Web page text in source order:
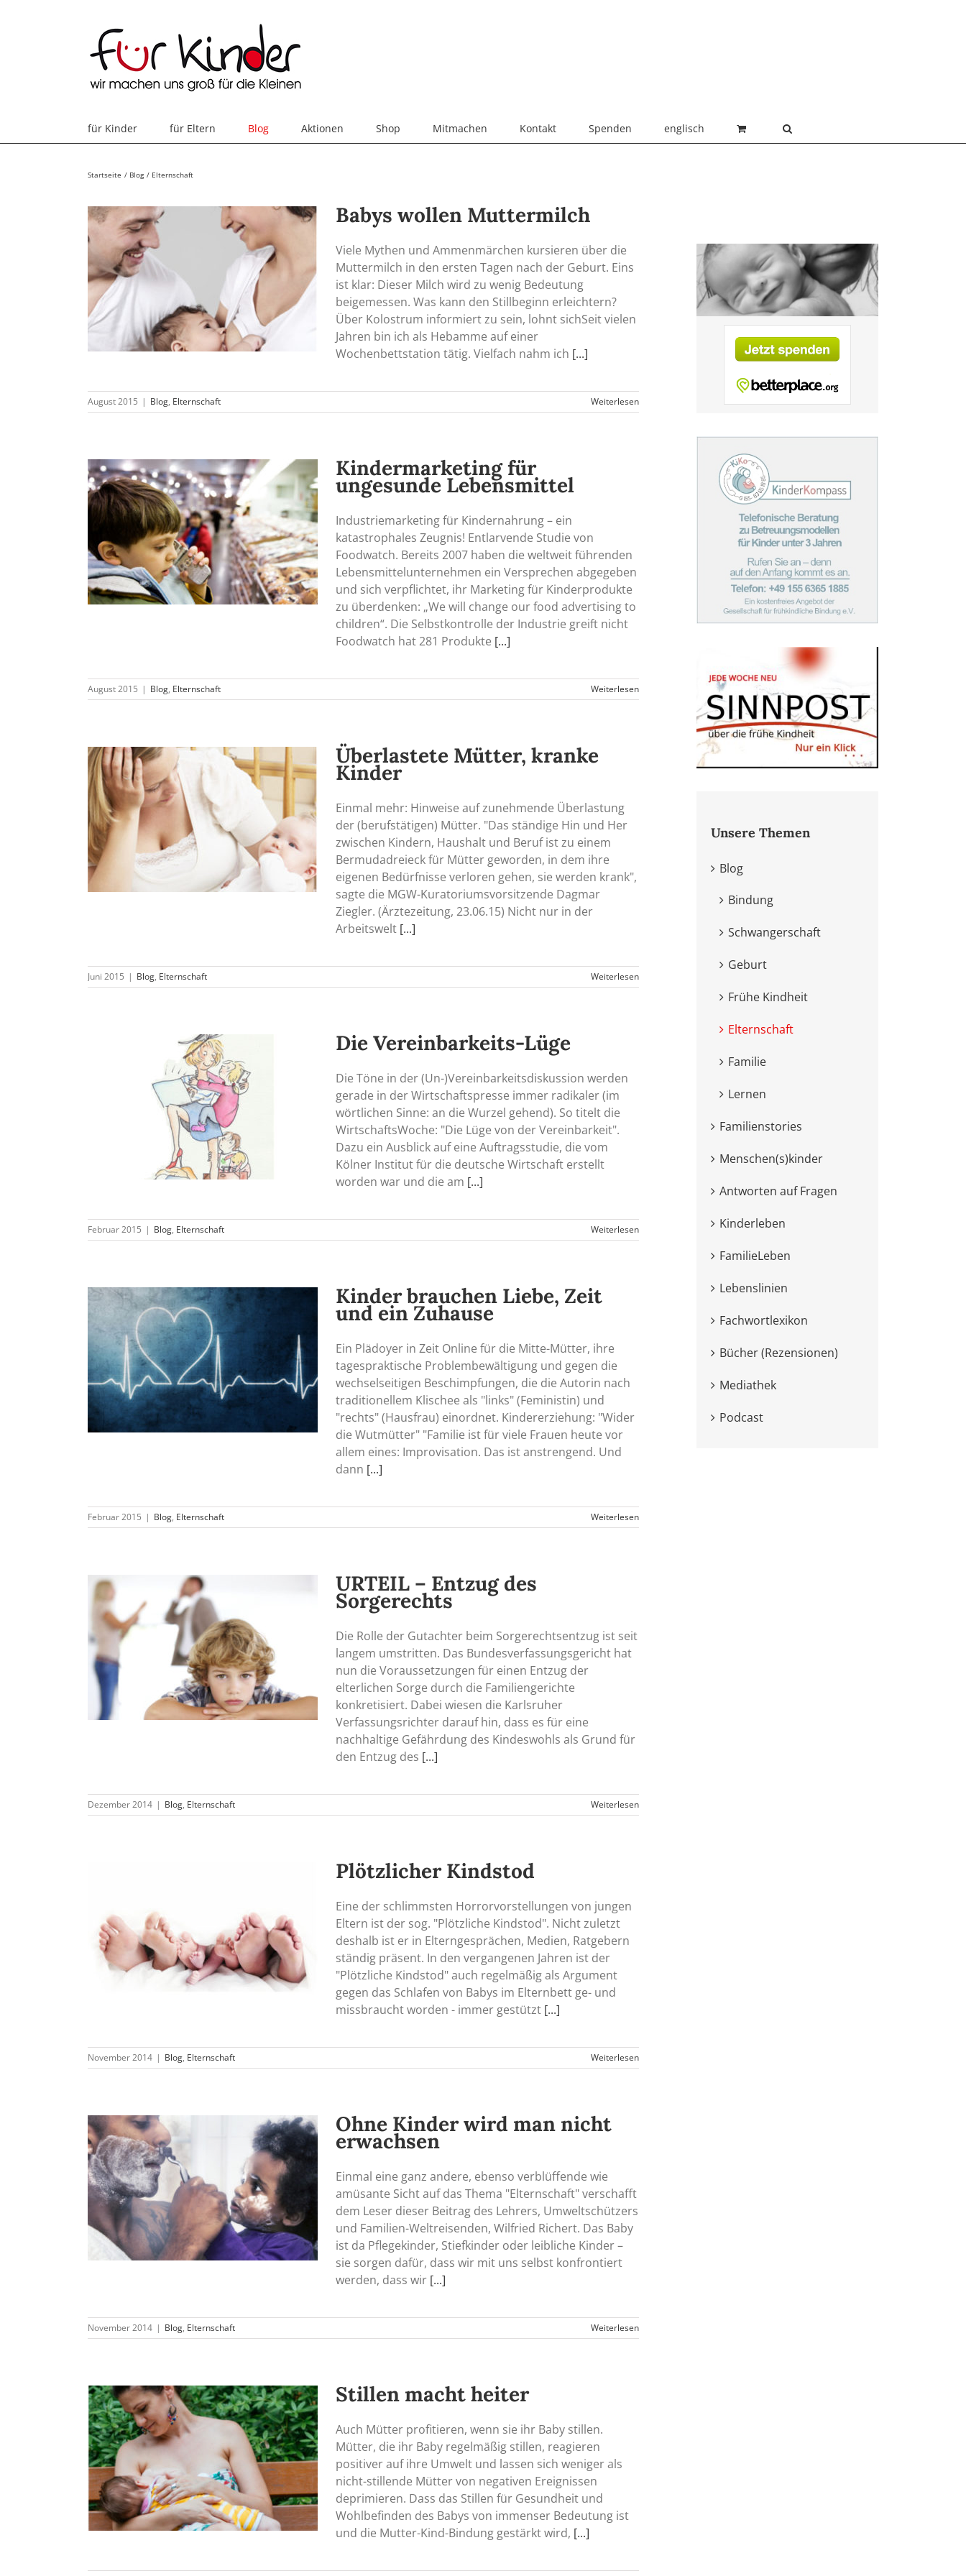
für Kinder für Eltern Blog Aktionen Shop Mitmachen Kontakt Spenden englisch
Startseite Blog Elternschaft
Babys wollen Muttermilch
Viele Mythen und Ammenmärchen kursieren über die
Muttermilch in den ersten Tagen nach der Geburt. Eins
ist klar: Dieser Milch wird zu wenig Bedeutung
beigemessen. Was kann den Stillbeginn erleichtern?
Über Kolostrum informiert zu sein, lohnt sichSeit vielen
Jahren bin ich als Hebamme auf einer
Wochenbettstation tätig. Vielfach nahm ich [...]
August 2015 | Blog, Elternschaft Weiterlesen
Kindermarketing für
ungesunde Lebensmittel
Industriemarketing für Kindernahrung – ein
katastrophales Zeugnis! Entlarvende Studie von
Foodwatch. Bereits 2007 haben die weltweit führenden
Lebensmittelunternehmen ein Versprechen abgegeben
und sich verpflichtet, ihr Marketing für Kinderprodukte
zu überdenken: „We will change our food advertising to
children“. Die Selbstkontrolle der Industrie greift nicht
Foodwatch hat 281 Produkte [...]
August 2015 | Blog, Elternschaft Weiterlesen
Überlastete Mütter, kranke
Kinder
Einmal mehr: Hinweise auf zunehmende Überlastung
der (berufstätigen) Mütter. "Das ständige Hin und Her
zwischen Kindern, Haushalt und Beruf ist zu einem
Bermudadreieck für Mütter geworden, in dem ihre
eigenen Bedürfnisse verloren gehen, sie werden krank",
sagte die MGW-Kuratoriumsvorsitzende Dagmar
Ziegler. (Ärztezeitung, 23.06.15) Nicht nur in der
Arbeitswelt [...]
Juni 2015 | Blog, Elternschaft Weiterlesen
Die Vereinbarkeits-Lüge
Die Töne in der (Un-)Vereinbarkeitsdiskussion werden
gerade in der Wirtschaftspresse immer radikaler (im
wörtlichen Sinne: an die Wurzel gehend). So titelt die
WirtschaftsWoche: "Die Lüge von der Vereinbarkeit".
Dazu ein Ausblick auf eine Auftragsstudie, die vom
Kölner Institut für die deutsche Wirtschaft erstellt
worden war und die am [...]
Februar 2015 | Blog, Elternschaft Weiterlesen
Kinder brauchen Liebe, Zeit
und ein Zuhause
Ein Plädoyer in Zeit Online für die Mitte-Mütter, ihre
tagespraktische Problembewältigung und gegen die
wechselseitigen Beschimpfungen, die die Autorin nach
traditionellem Klischee als "links" (Feministin) und
"rechts" (Hausfrau) einordnet. Kindererziehung: "Wider
die Wutmütter" "Familie ist für viele Frauen heute vor
allem eines: Improvisation. Das ist anstrengend. Und
dann [...]
Februar 2015 | Blog, Elternschaft Weiterlesen
URTEIL – Entzug des
Sorgerechts
Die Rolle der Gutachter beim Sorgerechtsentzug ist seit
langem umstritten. Das Bundesverfassungsgericht hat
nun die Voraussetzungen für einen Entzug der
elterlichen Sorge durch die Familiengerichte
konkretisiert. Dabei wiesen die Karlsruher
Verfassungsrichter darauf hin, dass es für eine
nachhaltige Gefährdung des Kindeswohls als Grund für
den Entzug des [...]
Dezember 2014 | Blog, Elternschaft Weiterlesen
Plötzlicher Kindstod
Eine der schlimmsten Horrorvorstellungen von jungen
Eltern ist der sog. "Plötzliche Kindstod". Nicht zuletzt
deshalb ist er in Elterngesprächen, Medien, Ratgebern
ständig präsent. In den vergangenen Jahren ist der
"Plötzliche Kindstod" auch regelmäßig als Argument
gegen das Schlafen von Babys im Elternbett ge- und
missbraucht worden - immer gestützt [...]
November 2014 | Blog, Elternschaft Weiterlesen
Ohne Kinder wird man nicht
erwachsen
Einmal eine ganz andere, ebenso verblüffende wie
amüsante Sicht auf das Thema "Elternschaft" verschafft
dem Leser dieser Beitrag des Lehrers, Umweltschützers
und Familien-Weltreisenden, Wilfried Richert. Das Baby
ist da Pflegekinder, Stiefkinder oder leibliche Kinder –
sie sorgen dafür, dass wir mit uns selbst konfrontiert
werden, dass wir [...]
November 2014 | Blog, Elternschaft Weiterlesen
Stillen macht heiter
Auch Mütter profitieren, wenn sie ihr Baby stillen.
Mütter, die ihr Baby regelmäßig stillen, reagieren
positiver auf ihre Umwelt und lassen sich weniger als
nicht-stillende Mütter von negativen Ereignissen
deprimieren. Dass das Stillen für Gesundheit und
Wohlbefinden des Babys von immenser Bedeutung ist
und die Mutter-Kind-Bindung gestärkt wird, [...]
Unsere Themen
Blog
Bindung
Schwangerschaft
Geburt
Frühe Kindheit
Elternschaft
Familie
Lernen
Familienstories
Menschen(s)kinder
Antworten auf Fragen
Kinderleben
FamilieLeben
Lebenslinien
Fachwortlexikon
Bücher (Rezensionen)
Mediathek
Podcast